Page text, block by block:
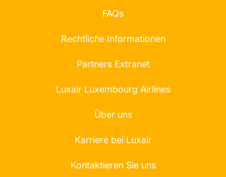
FAQs
Rechtliche Informationen
Partners Extranet
Luxair Luxembourg Airlines
Über uns
Karriere bei Luxair
Kontaktieren Sie uns